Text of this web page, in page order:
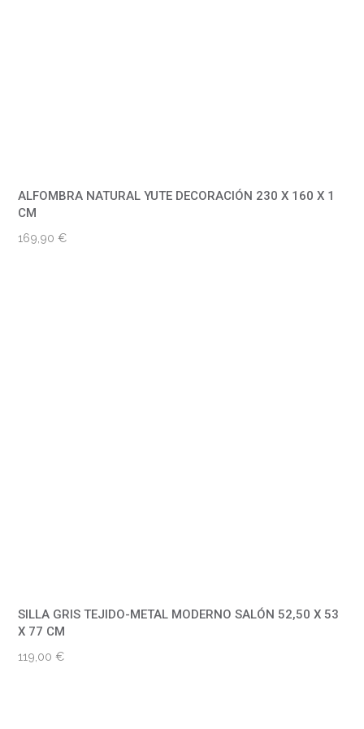
ALFOMBRA NATURAL YUTE DECORACIÓN 230 X 160 X 1
CM
169,90€
SILLA GRIS TEJIDO-METAL MODERNO SALÓN 52,50 X 53
X 77 CM
119,00€